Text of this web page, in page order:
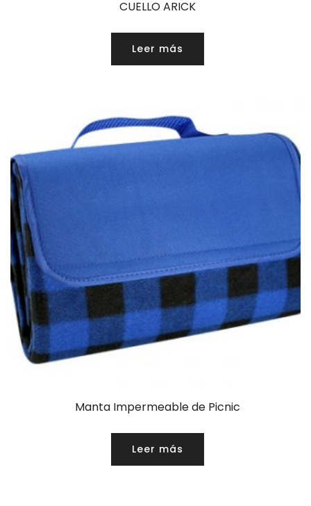
CUELLO ARICK
Leer más
Manta Impermeable de Picnic
Leer más